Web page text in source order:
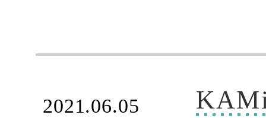
2021.06.05